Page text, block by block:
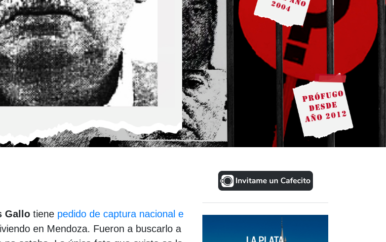
Gallo tiene pedido de captura nacional e
en Mendoza. Fueron a buscarlo a